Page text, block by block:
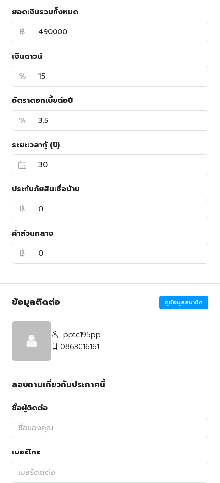
ยอดเงินรวมทั้งหมด
฿
เงินดาวน์
%
อัตราดอกเบี้ยต่อปี
%
ระยะเวลากู้ (ปี)
ประกันภัยสินเชื่อบ้าน
฿
ค่าส่วนกลาง
฿
ข้อมูลติดต่อ ดูข้อมูลสมาชิก
pptc195pp
0863016161
สอบถามเกี่ยวกับประกาศนี้
ชื่อผู้ติดต่อ
เบอร์โทร